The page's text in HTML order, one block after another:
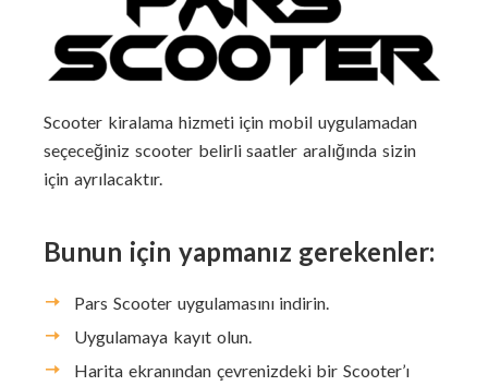
Scooter kiralama hizmeti için mobil uygulamadan
seçeceğiniz scooter belirli saatler aralığında sizin
için ayrılacaktır.
Bunun için yapmanız gerekenler:
Pars Scooter uygulamasını indirin.
Uygulamaya kayıt olun.
Harita ekranından çevrenizdeki bir Scooter’ı